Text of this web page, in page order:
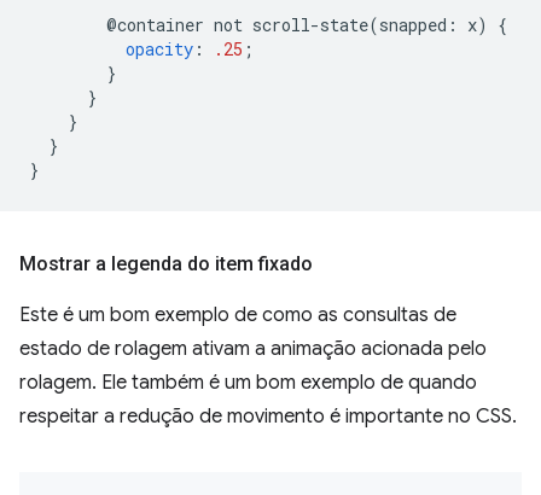
@container not scroll-state(snapped : x)
{
opacity : .25 ;
}
}
}
}
}
Mostrar a legenda do item fixado
Este é um bom exemplo de como as consultas de
estado de rolagem ativam a animação acionada pelo
rolagem. Ele também é um bom exemplo de quando
respeitar a redução de movimento é importante no CSS.